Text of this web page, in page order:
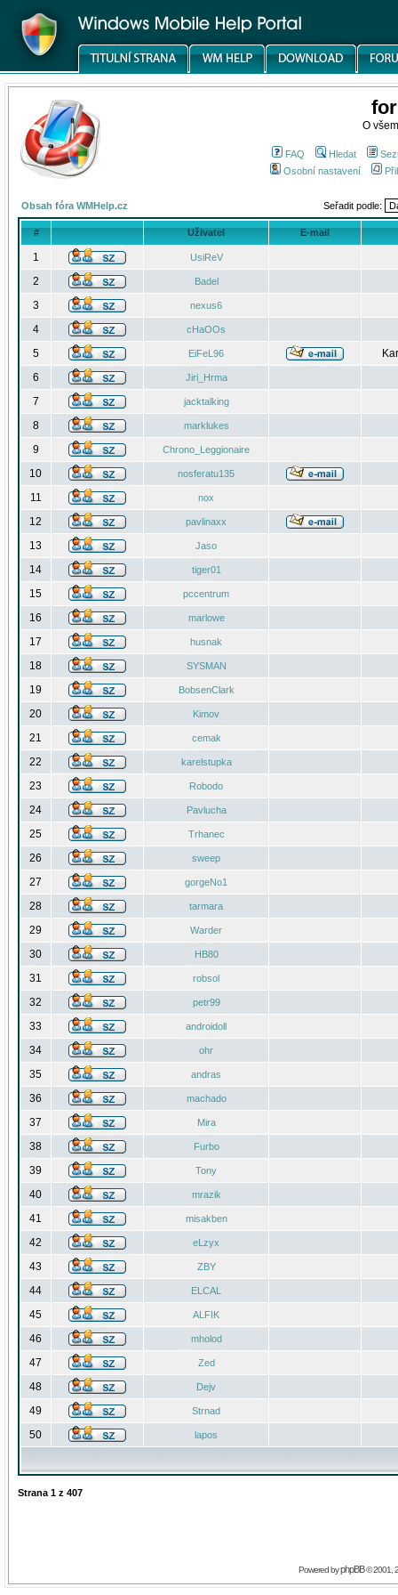
O
FAQ Hledat
Osobní nastavení
Obsah fóra WMHelp.cz Seřadit podle:
# Uživatel E-mail
1 UsiReV
2 Badel
3 nexus6
4 cHaOOs
5 EiFeL96
6
Jiri_Hrma
7 jacktalking
8 marklukes
9 Chrono_Leggionaire
10 nosferatu135
11 nox
12 pavlinaxx
13 Jaso
14 tiger01
15 pccentrum
16 marlowe
17 husnak
18 SYSMAN
19 BobsenClark
20 Kimov
21 cemak
22 karelstupka
23 Robodo
24 Pavlucha
25 Trhanec
26 sweep
27 gorgeNo1
28 tarmara
29 Warder
30 HB80
31 robsol
32 petr99
33 androidoll
34 ohr
35 andras
36 machado
37 Mira
38 Furbo
39 Tony
40 mrazik
41 misakben
42 eLzyx
43 ZBY
44 ELCAL
45 ALFIK
46 mholod
47 Zed
48 Dejv
49 Strnad
50 lapos
Strana 1 z 407
Powered byphpBB© 2001,